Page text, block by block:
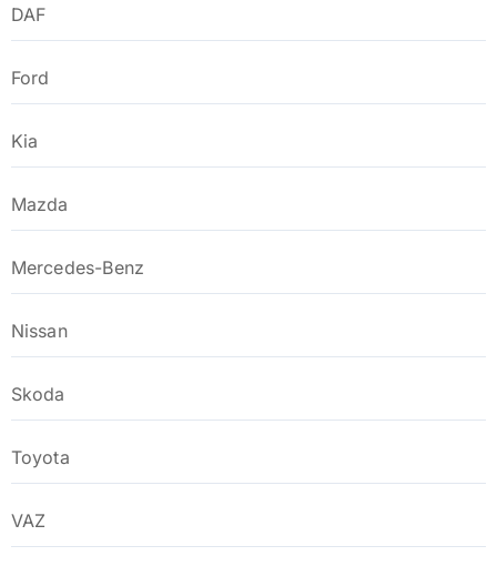
DAF
Ford
Kia
Mazda
Mercedes-Benz
Nissan
Skoda
Toyota
VAZ